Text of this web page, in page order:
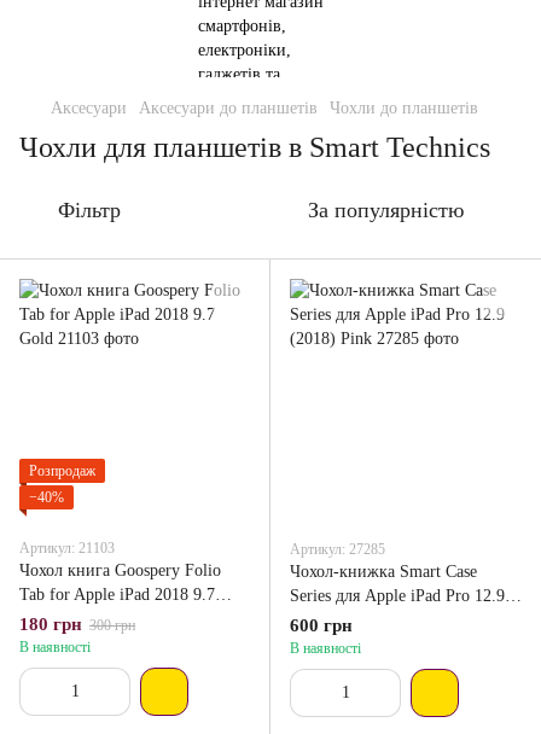
Аксесуари Аксесуари до планшетів Чохли до планшетів
Чохли для планшетів в Smart Technics
Фільтр За популярністю
Розпродаж
−40%
Артикул: 21103
Чохол книга Goospery Folio
Tab for Apple iPad 2018 9.7
Gold
180 грн 300 грн
В наявності
Артикул: 27285
Чохол-книжка Smart Case
Series для Apple iPad Pro 12.9
(2018) Pink
600 грн
В наявності